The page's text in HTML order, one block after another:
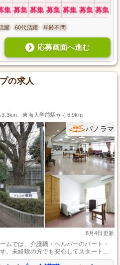
集 募集 募集 募集 募集 募集 募集
躍 60代活躍 年齢不問
応募画面へ進む
の求人
、東海大学前駅から6.9km
パノラマ
8月4日更新
ムでは、介護職・ヘルパーのパート・
。未経験の方でも安心してスタートで
資格取得後もスキルアップを目指せる